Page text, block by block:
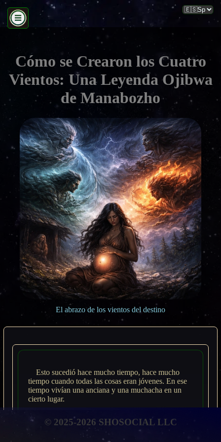
Cómo se Crearon los Cuatro
Vientos: Una Leyenda Ojibwa
de Manabozho
El abrazo de los vientos del destino
Esto sucedió hace mucho tiempo, hace mucho
tiempo cuando todas las cosas eran jóvenes. En ese
tiempo vivían una anciana y una muchacha en un
cierto lugar.
La muchacha no estaba casada y no tenía hijos.
Su madre era muy cuidadosa con ella. En el
momento del nacimiento de la muchacha, tuvo la
© 2025-2026 SHOSOCIAL LLC